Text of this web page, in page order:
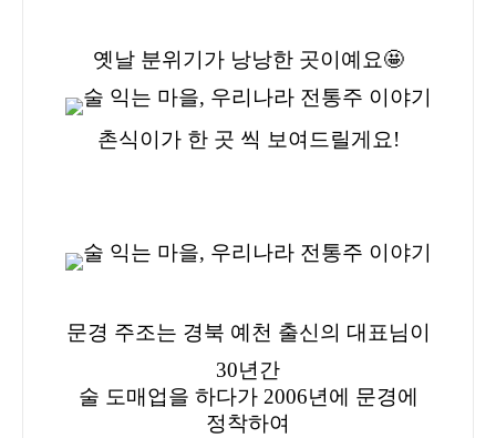
옛날 분위기가 낭낭한 곳이예요🤩
촌식이가 한 곳 씩 보여드릴게요!
문경 주조는 경북 예천 출신의 대표님이
30년간
술 도매업을 하다가 2006년에 문경에
정착하여